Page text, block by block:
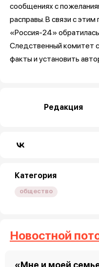
сообщениях с
расправы. В связи с
«Россия-24»
Следственный комитет
факты и установить
Редакция
Категория
общество
Новостной
«Мне и моей